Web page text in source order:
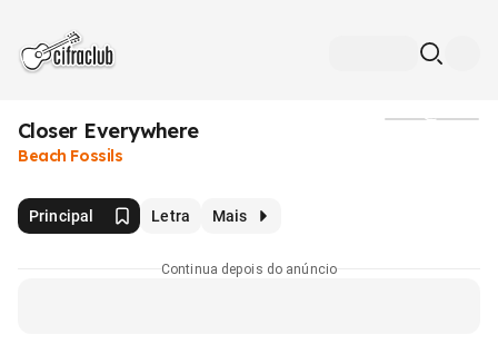
Closer Everywhere
Beach Fossils
Principal Letra Mais
Continua depois do anúncio